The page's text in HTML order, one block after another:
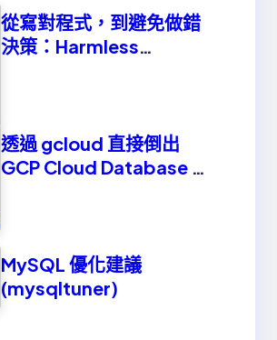
從寫對程式，到避免做錯
決策：Harmless
透過 gcloud 直接倒出
GCP Cloud Database 資
MySQL 優化建議
(mysqltuner)